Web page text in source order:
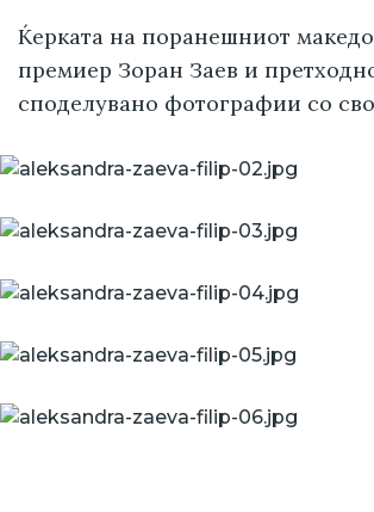
Ќерката на поранешниот
премиер Зоран Заев и
споделувано фотографии со